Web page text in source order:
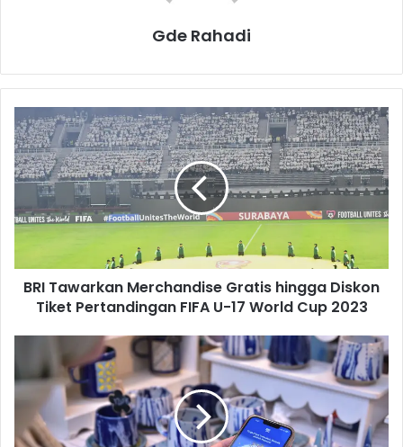
Gde Rahadi
R
I
T
w
a
k
c
h
n
BRI Tawarkan Merchandise Gratis hingga Diskon
Tiket Pertandingan FIFA U-17 World Cup 2023
m
a
i